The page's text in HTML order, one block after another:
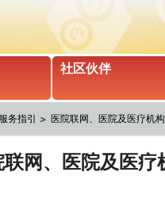
社区伙伴
服务指引 医院联网、医院及医疗机构